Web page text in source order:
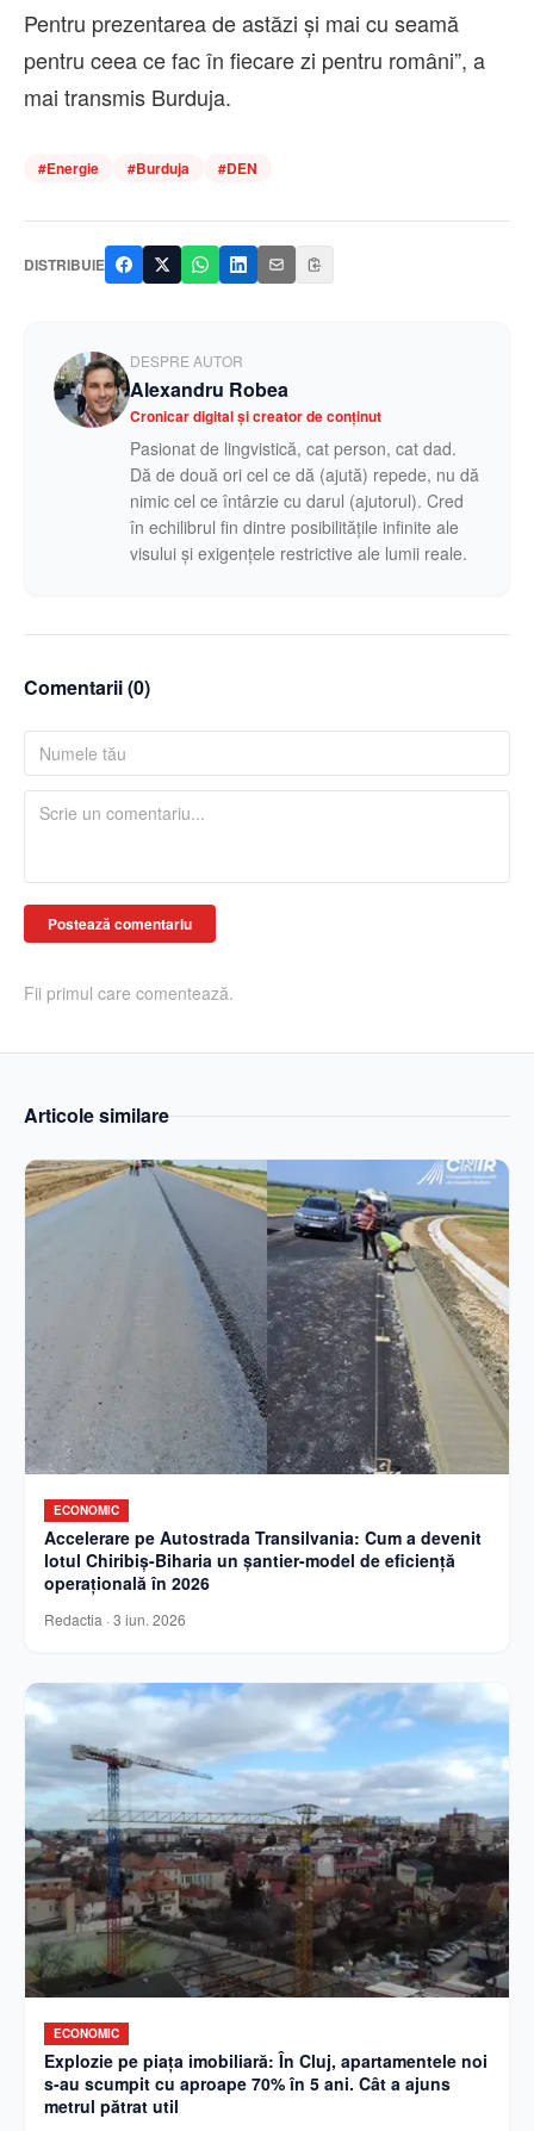
Pentru prezentarea de astăzi şi mai cu seamă
pentru ceea ce fac în fiecare zi pentru români”, a
mai transmis Burduja.
#Energie #Burduja #DEN
DISTRIBUIE
DESPRE AUTOR
Alexandru Robea
Cronicar digital și creator de conținut
Pasionat de lingvistică, cat person, cat dad.
Dă de două ori cel ce dă (ajută) repede, nu dă
nimic cel ce întârzie cu darul (ajutorul). Cred
în echilibrul fin dintre posibilitățile infinite ale
visului și exigențele restrictive ale lumii reale.
Comentarii (0)
Postează comentariu
Fii primul care comentează.
Articole similare
ECONOMIC
Accelerare pe Autostrada Transilvania: Cum a devenit
lotul Chiribiș-Biharia un șantier-model de eficiență
operațională în 2026
Redactia · 3 iun. 2026
ECONOMIC
Explozie pe piața imobiliară: În Cluj, apartamentele noi
s-au scumpit cu aproape 70% în 5 ani. Cât a ajuns
metrul pătrat util